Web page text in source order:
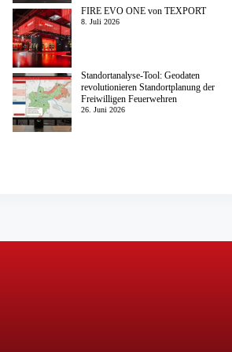
FIRE EVO ONE von TEXPORT
8. Juli 2026
Standortanalyse-Tool: Geodaten
revolutionieren Standortplanung der
Freiwilligen Feuerwehren
26. Juni 2026